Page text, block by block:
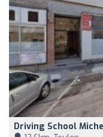
Driving School